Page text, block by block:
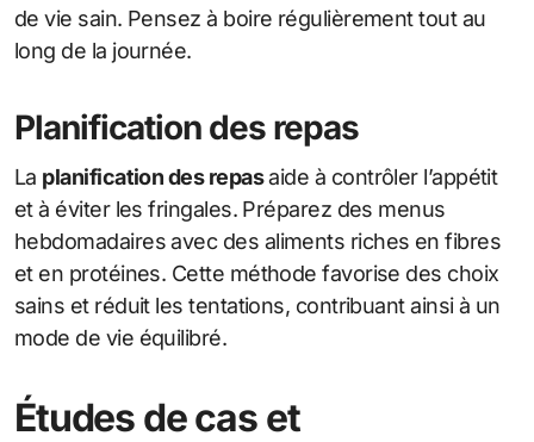
de vie sain. Pensez à boire régulièrement tout au
long de la journée.
Planification des repas
La planification des repasaide à contrôler l’appétit
et à éviter les fringales. Préparez des menus
hebdomadaires avec des aliments riches en fibres
et en protéines. Cette méthode favorise des choix
sains et réduit les tentations, contribuant ainsi à un
mode de vie équilibré.
Études de cas et